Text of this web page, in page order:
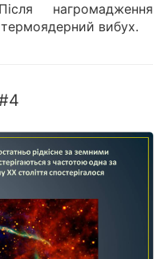
нагромадження
вибух.